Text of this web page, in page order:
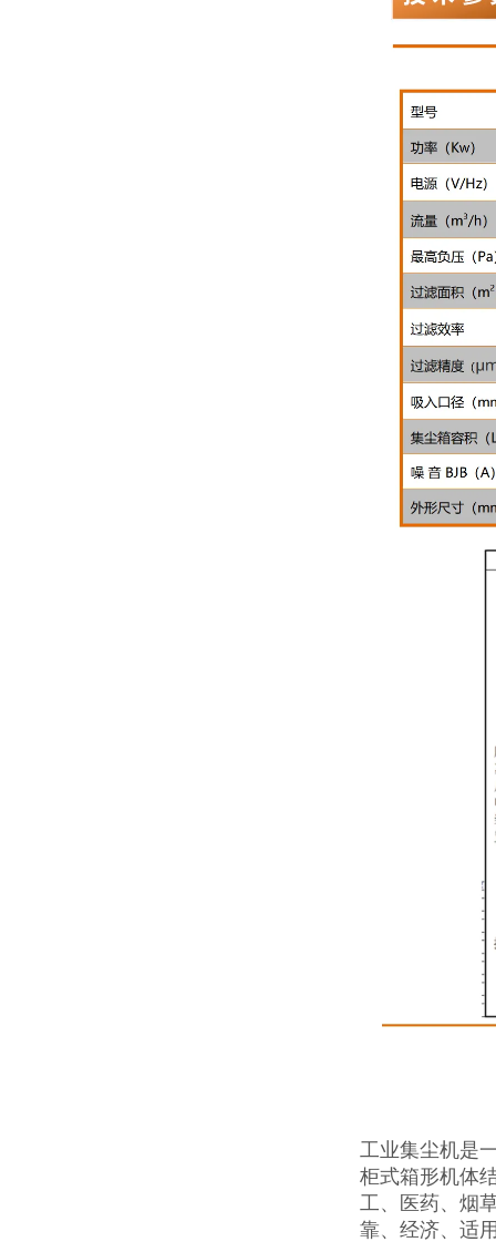
工业集尘机是
柜式箱形机体
工、医药、烟
靠、经济、适